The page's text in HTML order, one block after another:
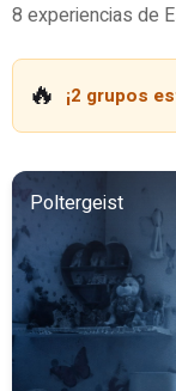
8 experiencias de
🔥 ¡2 grupos
Poltergeist